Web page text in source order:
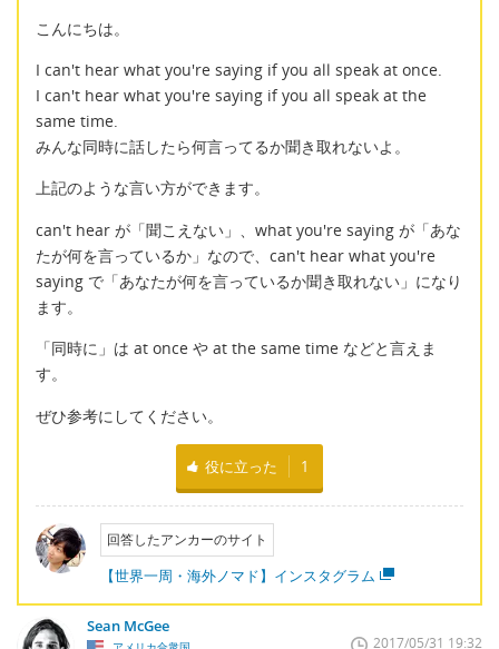
こんにちは。
I can't hear what you're saying if you all speak at once.
I can't hear what you're saying if you all speak at the
same time.
みんな同時に話したら何言ってるか聞き取れないよ。
上記のような言い方ができます。
can't hear が「聞こえない」、what you're saying が「あな
たが何を言っているか」なので、can't hear what you're
saying で「あなたが何を言っているか聞き取れない」になり
ます。
「同時に」は at once や at the same time などと言えま
す。
ぜひ参考にしてください。
役に立った 1
回答したアンカーのサイト
【世界一周・海外ノマド】インスタグラム
Sean McGee
2017/05/31 19:32